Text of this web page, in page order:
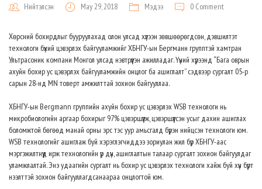
Нийтэлсэн May 29, 2018 Мэдээ 0 Comment
Хөрсний бохирдлыг бууруулахад олон улсад хүлээн зөвшөөрөгдсөн, дэвшилтэт
технологи бүхий цэвэрлэх байгууламжийг ХБНГУ-ын Бергманн групптэй хамтран
Ультрасоник компани Монгол улсад нэвтрүүлэн ажилладаг. Үүний хүрээнд “Бага оврын
ахуйн бохир ус цэвэрлэх байгууламжийн онцлог ба ашиглалт” сэдвээр сургалт 05-р
сарын 28-нд MN товерт амжилттай зохион байгууллаа.
ХБНГУ-ын Bergmann группийн ахуйн бохир ус цэвэрлэх WSB технологи нь
микробиологийн аргаар бохирыг 97% цэвэршүүлж, цэвэршүүлсэн усыг дахин ашиглах
боломжтой бөгөөд манай орны эрс тэс уур амьсгалд бүрэн нийцсэн технологи юм.
WSB технологийг ашиглаж буй хэрэглэгчиддээ зориулан жил бүр ХБНГУ-аас
мэргэжилтнүүд ирж технологийн үр дүн, ашиглалтын талаар сургалт зохион байгуулдаг
уламжлалтай. Энэ удаагийн сургалт нь бохир ус цэвэрлэх технологи хайж буй хүн бүрт
нээлттэй зохион байгууллагдсанаараа онцлогтой юм.